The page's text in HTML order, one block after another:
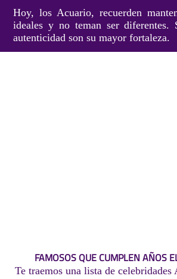
Hoy, los Acuario, recuerden
ideales y no teman ser diferentes.
autenticidad son su mayor fortaleza.
FAMOSOS QUE CUMPLEN AÑOS
Te traemos una lista de celebridades